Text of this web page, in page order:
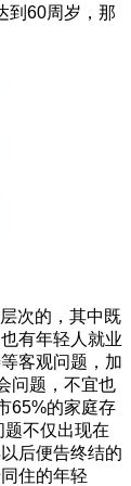
到60周岁，那
次的，其中既
有年轻人就业
客观问题，加
问题，不宜也
65%的家庭存
题不仅出现在
后便告终结的
住的年轻